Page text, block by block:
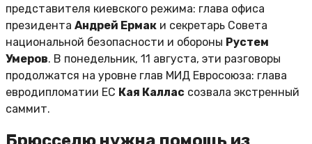
представителя киевского режима: глава офиса
президента Андрей Ермак и секретарь Совета
национальной безопасности и обороны Рустем
Умеров. В понедельник, 11 августа, эти разговоры
продолжатся на уровне глав МИД Евросоюза: глава
евродипломатии ЕС Кая Каллас созвала экстренный
саммит.